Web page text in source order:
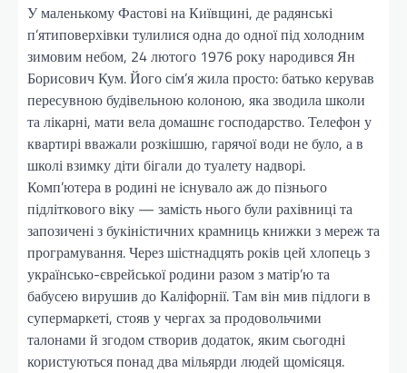
У маленькому Фастові на Київщині, де радянські
п’ятиповерхівки тулилися одна до одної під холодним
зимовим небом, 24 лютого 1976 року народився Ян
Борисович Кум. Його сім’я жила просто: батько керував
пересувною будівельною колоною, яка зводила школи
та лікарні, мати вела домашнє господарство. Телефон у
квартирі вважали розкішшю, гарячої води не було, а в
школі взимку діти бігали до туалету надворі.
Комп’ютера в родині не існувало аж до пізнього
підліткового віку — замість нього були рахівниці та
запозичені з букіністичних крамниць книжки з мереж та
програмування. Через шістнадцять років цей хлопець з
українсько-єврейської родини разом з матір’ю та
бабусею вирушив до Каліфорнії. Там він мив підлоги в
супермаркеті, стояв у чергах за продовольчими
талонами й згодом створив додаток, яким сьогодні
користуються понад два мільярди людей щомісяця.